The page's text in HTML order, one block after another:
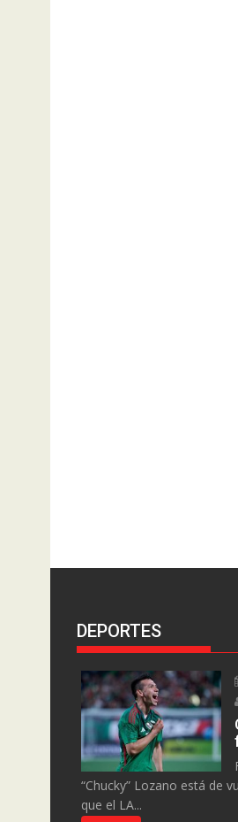
DEPORTES
“Chucky” Lozano está de
que el LA...